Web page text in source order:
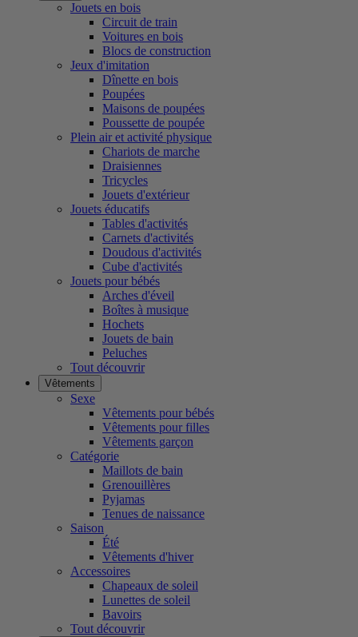
Jouets en bois
Circuit de train
Voitures en bois
Blocs de construction
Jeux d'imitation
Dînette en bois
Poupées
Maisons de poupées
Poussette de poupée
Plein air et activité physique
Chariots de marche
Draisiennes
Tricycles
Jouets d'extérieur
Jouets éducatifs
Tables d'activités
Carnets d'activités
Doudous d'activités
Cube d'activités
Jouets pour bébés
Arches d'éveil
Boîtes à musique
Hochets
Jouets de bain
Peluches
Tout découvrir
Vêtements
Sexe
Vêtements pour bébés
Vêtements pour filles
Vêtements garçon
Catégorie
Maillots de bain
Grenouillères
Pyjamas
Tenues de naissance
Saison
Été
Vêtements d'hiver
Accessoires
Chapeaux de soleil
Lunettes de soleil
Bavoirs
Tout découvrir